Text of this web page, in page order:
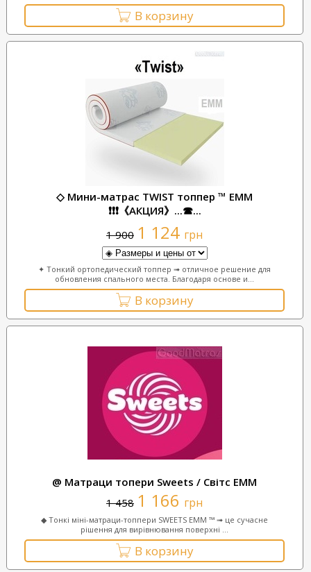
В корзину
◇ Мини-матрас TWIST топпер ™ ЕММ
❗❗❗《АКЦИЯ》...☎...
1 900 1 124 грн
✦ Тонкий ортопедический топпер ➟ отличное решение для
обновления спального места. Благодаря основе и...
В корзину
@ Матраци топери Sweets / Світс ЕММ
1 458 1 166 грн
◆ Тонкі міні-матраци-топпери SWEETS ЕММ ™ ➟ це сучасне
рішення для вирівнювання поверхні ...
В корзину